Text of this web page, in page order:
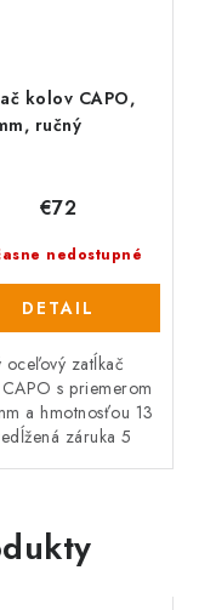
kolov CAPO,
ručný
nedostupné
€72
DETAIL
oceľový zatĺkač
s priemerom
a hmotnosťou 13
záruka 5